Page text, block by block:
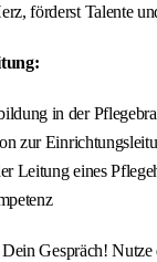
förderst Talente
in der
zur
Leitung eines
Gespräch!